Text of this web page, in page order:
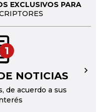
EXCLUSIVOS PARA
1
NOTICIAS
de acuerdo a sus
→